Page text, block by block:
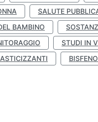
SALUTE
BAMBINO
STUDI IN